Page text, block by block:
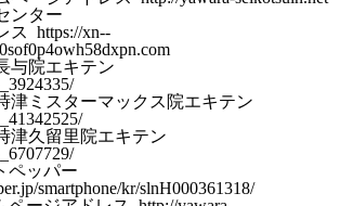
ンター
ス https://xn--
与院エキテン
津ミスターマックス院エキテン
津久留里院エキテン
ペッパー
smartphone/kr/slnH000361318/